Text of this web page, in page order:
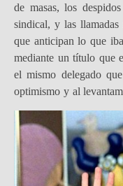
de masas, los
sindical, y las
que anticipan lo que
mediante un título que
el mismo delegado
optimismo y al